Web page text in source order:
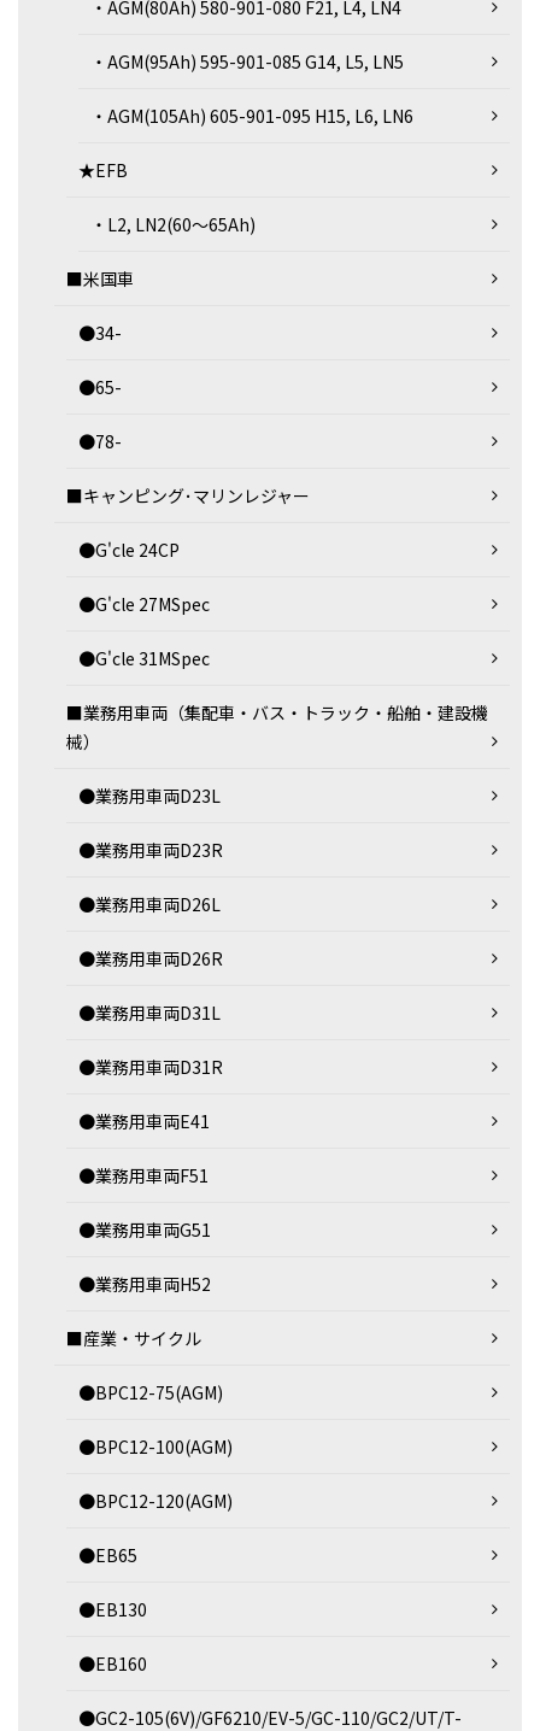
・AGM(80Ah) 580-901-080 F21, L4, LN4
・AGM(95Ah) 595-901-085 G14, L5, LN5
・AGM(105Ah) 605-901-095 H15, L6, LN6
★EFB
・L2, LN2(60～65Ah)
■米国車
●34-
●65-
●78-
■キャンピング･マリンレジャー
●G'cle 24CP
●G'cle 27MSpec
●G'cle 31MSpec
■業務用車両（集配車・バス・トラック・船舶・建設機
械）
●業務用車両D23L
●業務用車両D23R
●業務用車両D26L
●業務用車両D26R
●業務用車両D31L
●業務用車両D31R
●業務用車両E41
●業務用車両F51
●業務用車両G51
●業務用車両H52
■産業・サイクル
●BPC12-75(AGM)
●BPC12-100(AGM)
●BPC12-120(AGM)
●EB65
●EB130
●EB160
●GC2-105(6V)/GF6210/EV-5/GC-110/GC2/UT/T-